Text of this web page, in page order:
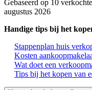
Gebaseerd op 10
augustus 2026
Handige tips bij het
Stappenplan huis
Kosten
Wat doet een
Tips bij het kopen van